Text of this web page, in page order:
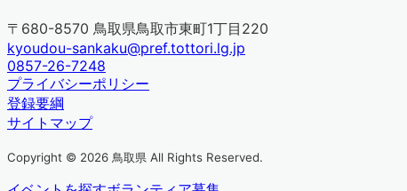
〒680-8570 鳥取県鳥取市東町1丁目220
kyoudou-sankaku@pref.tottori.lg.jp
0857-26-7248
プライバシーポリシー
登録要綱
サイトマップ
Copyright © 2026 鳥取県 All Rights Reserved.